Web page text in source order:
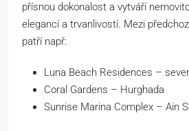
přísnou dokonalost a vytváří
elegancí a trvanlivostí. Mezi
patří např:
Luna Beach Residences –
Coral Gardens – Hurghada
Sunrise Marina Complex – Ain